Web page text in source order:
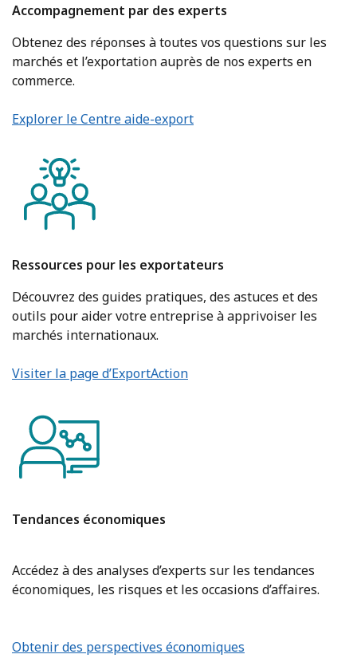
Accompagnement par des experts
Obtenez des réponses à toutes vos questions sur les
marchés et l’exportation auprès de nos experts en
commerce.
Explorer le Centre aide-export
Ressources pour les exportateurs
Découvrez des guides pratiques, des astuces et des
outils pour aider votre entreprise à apprivoiser les
marchés internationaux.
Visiter la page d’ExportAction
Tendances économiques
Accédez à des analyses d’experts sur les tendances
économiques, les risques et les occasions d’affaires.
Obtenir des perspectives économiques